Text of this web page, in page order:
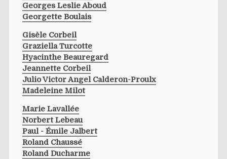
Georges Leslie Aboud
Georgette Boulais
Gisèle Corbeil
Graziella Turcotte
Hyacinthe Beauregard
Jeannette Corbeil
Julio Victor Angel Calderon-Proulx
Madeleine Milot
Marie Lavallée
Norbert Lebeau
Paul - Émile Jalbert
Roland Chaussé
Roland Ducharme